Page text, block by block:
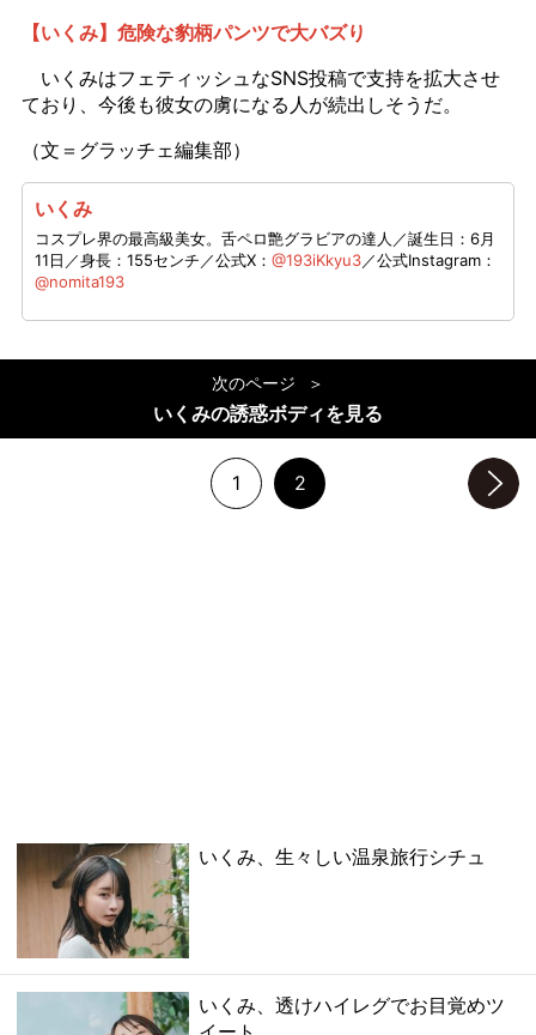
【いくみ】危険な豹柄パンツで大バズり
いくみはフェティッシュなSNS投稿で支持を拡大させ
ており、今後も彼女の虜になる人が続出しそうだ。
（文＝グラッチェ編集部）
いくみ
コスプレ界の最高級美女。舌ペロ艶グラビアの達人／誕生日：6月
11日／身長：155センチ／公式X： @193iKkyu3／公式Instagram：
@nomita193
次のページ
いくみの誘惑ボディを見る
1 2
いくみ、生々しい温泉旅行シチュ
いくみ、透けハイレグでお目覚めツ